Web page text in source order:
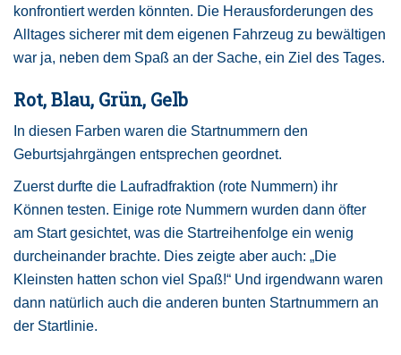
konfrontiert werden könnten. Die Herausforderungen des
Alltages sicherer mit dem eigenen Fahrzeug zu bewältigen
war ja, neben dem Spaß an der Sache, ein Ziel des Tages.
Rot,Blau, Grün, Gelb
In diesen Farben waren die Startnummern den
Geburtsjahrgängen entsprechen geordnet.
Zuerst durfte die Laufradfraktion (rote Nummern) ihr
Können testen. Einige rote Nummern wurden dann öfter
am Start gesichtet, was die Startreihenfolge ein wenig
durcheinander brachte. Dies zeigte aber auch: „Die
Kleinsten hatten schon viel Spaß!“ Und irgendwann waren
dann natürlich auch die anderen bunten Startnummern an
der Startlinie.